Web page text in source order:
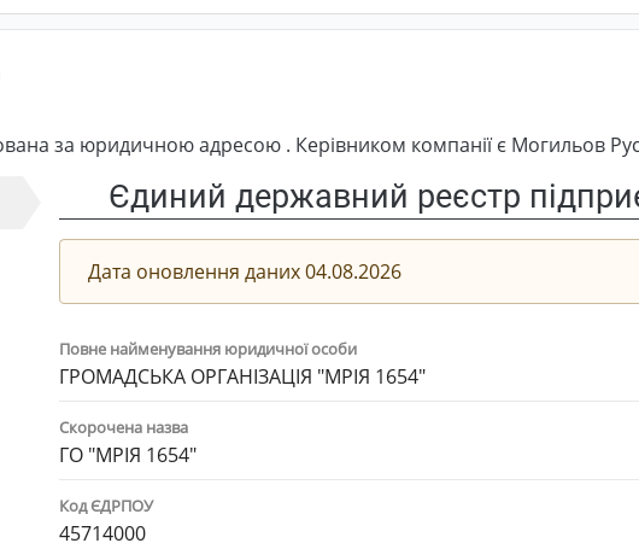
за юридичною адресою . Керівником компанії є Могильов
Єдиний державний реєстр
Дата оновлення даних 04.08.2026
Повне найменування юридичної особи
ГРОМАДСЬКА ОРГАНІЗАЦІЯ "МРІЯ 1654"
Скорочена назва
ГО "МРІЯ 1654"
Код ЄДРПОУ
45714000